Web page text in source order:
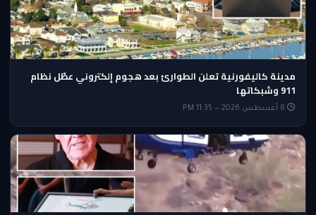
مدينة كاليفورنية تعلن الطوارئ بعد هجوم إلكتروني عطّل نظام
911 وشبكاتها